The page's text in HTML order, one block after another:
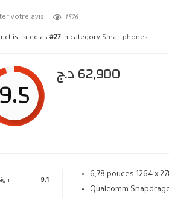
votre avis 1576
is rated as#27in categorySmartphones
9.5 62,900د.ج
9.1
6,78 pouces 1264 x
Qualcomm